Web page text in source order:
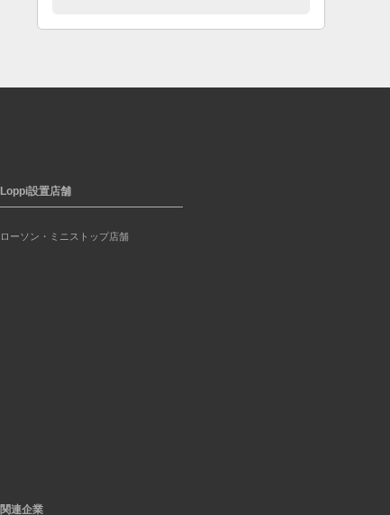
Loppi設置店舗
ローソン・ミニストップ店舗
関連企業